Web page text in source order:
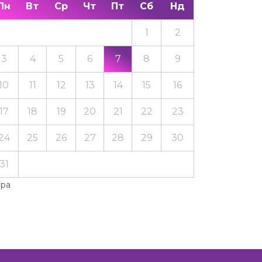
Вт Ср Чт Пт Сб Нд
1 2
3 4 5 6 7 8 9
11 12 13 14 15 16
18 19 20 21 22 23
25 26 27 28 29 30